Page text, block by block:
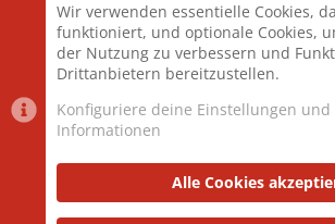
Mitglieder
Neuestes Mitglied
Datenschutzerklärung
Wir verwenden essentielle Cookies,
funktioniert, und optionale Cookies,
der Nutzung zu verbessern und
Drittanbietern bereitzustellen.
Konfiguriere deine Einstellungen
Informationen
Alle Cookies